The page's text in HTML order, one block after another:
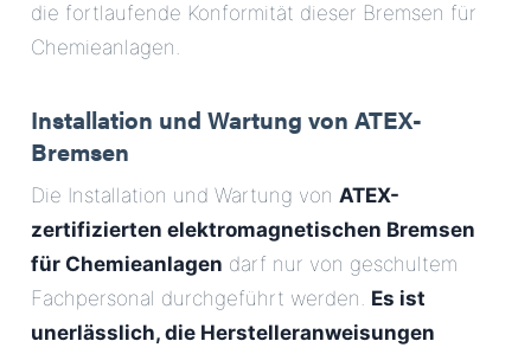
die fortlaufende Konformität dieser Bremsen für
Chemieanlagen.
Installation und Wartung von ATEX-
Bremsen
Die Installation und Wartung von ATEX-
zertifizierten elektromagnetischen Bremsen
für Chemieanlagen darf nur von geschultem
Fachpersonal durchgeführt werden. Es ist
unerlässlich, die Herstelleranweisungen